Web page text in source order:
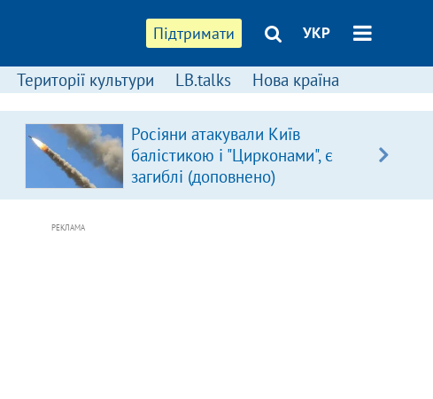
Підтримати УКР
Території культури LB.talks Нова країна
Росіяни атакували Київ
балістикою і "Цирконами", є
загиблі (доповнено)
РЕКЛАМА